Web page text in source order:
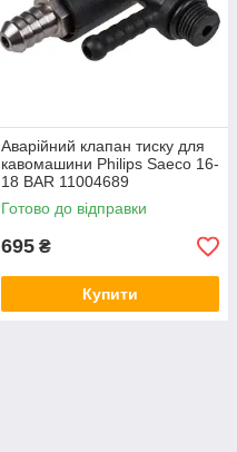
Аварійний клапан тиску для
кавомашини Philips Saeco 16-
18 BAR 11004689
Готово до відправки
695 ₴
Купити